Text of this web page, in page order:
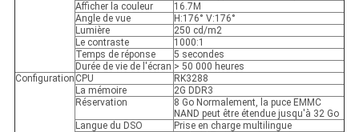
Afficher la couleur
16.7M
Angle de vue
H:176° V:176°
Lumière
250 cd/m2
Le contraste
1000:1
Temps de réponse
5 secondes
Durée de vie de l'écran > 50 000 heures
Configuration CPU
RK3288
La mémoire
2G DDR3
Réservation
8 Go Normalement, la puce EMMC
NAND peut être étendue jusqu'à 32 Go
Langue du DSO
Prise en charge multilingue